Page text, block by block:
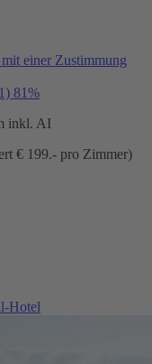
einer Zustimmung
81%
inkl. AI
€ 199.- pro Zimmer)
Hotel